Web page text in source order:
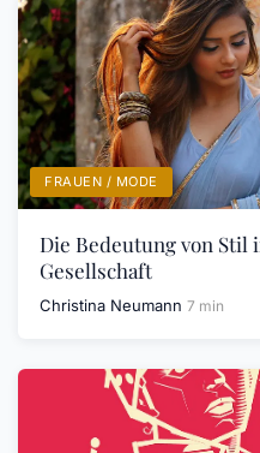
FRAUEN / MODE
Die Bedeutung von Stil
Gesellschaft
Christina Neumann 7 min